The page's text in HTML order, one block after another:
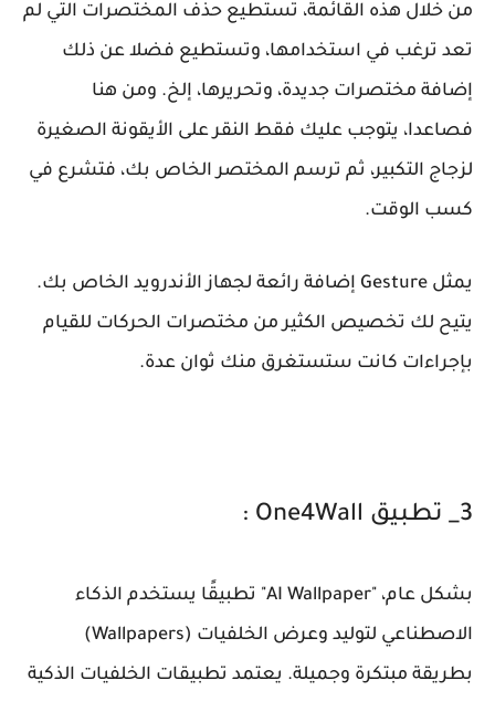
من خلال هذه القائمة، تستطيع حذف المختصرات التي لم
تعد ترغب في استخدامها، وتستطيع فضلا عن ذلك
إضافة مختصرات جديدة، وتحريرها، إلخ. ومن هنا
فصاعدا، يتوجب عليك فقط النقر على الأيقونة الصغيرة
لزجاج التكبير، ثم ترسم المختصر الخاص بك، فتشرع في
كسب الوقت.
يمثل Gesture إضافة رائعة لجهاز الأندرويد الخاص بك.
يتيح لك تخصيص الكثير من مختصرات الحركات للقيام
بإجراءات كانت ستستغرق منك ثوان عدة.
3_ تطبيق One4Wall :
بشكل عام، "AI Wallpaper" تطبيقًا يستخدم الذكاء
الاصطناعي لتوليد وعرض الخلفيات (Wallpapers)
بطريقة مبتكرة وجميلة. يعتمد تطبيقات الخلفيات الذكية